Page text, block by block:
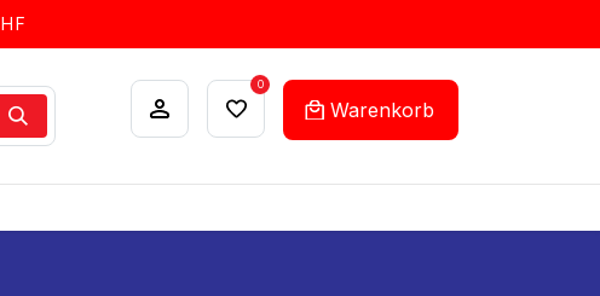
0
Warenkorb